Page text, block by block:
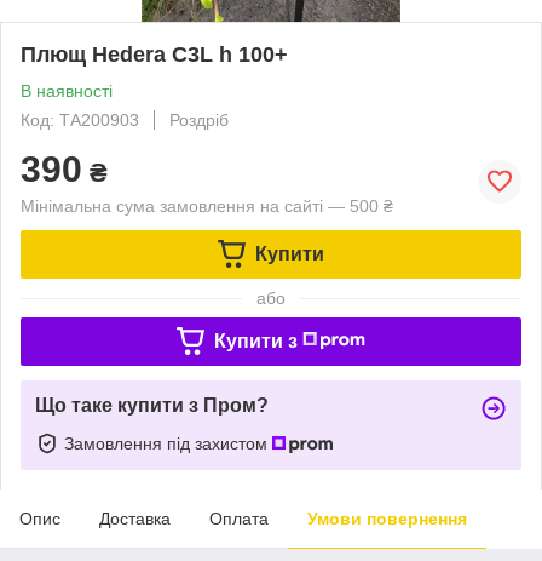
Плющ Hedera C3L h 100+
В наявності
Код: ТА200903
Роздріб
390 ₴
Мінімальна сума замовлення на сайті — 500 ₴
Купити
або
Купити з
Що таке купити з Пром?
Замовлення під захистом
Опис Доставка Оплата Умови повернення